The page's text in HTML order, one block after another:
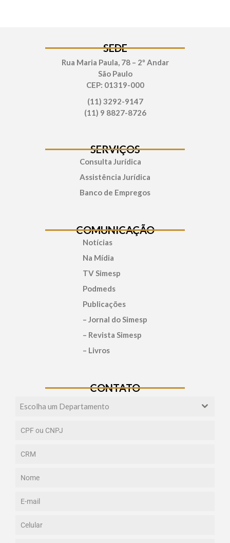
SEDE
Rua Maria Paula, 78 – 2º Andar
São Paulo
CEP: 01319-000
(11) 3292-9147
(11) 9 8827-8726
SERVIÇOS
Consulta Jurídica
Assistência Jurídica
Banco de Empregos
COMUNICAÇÃO
Notícias
Na Mídia
TV Simesp
Podmeds
Publicações
– Jornal do Simesp
– Revista Simesp
– Livros
CONTATO
Escolha um Departamento